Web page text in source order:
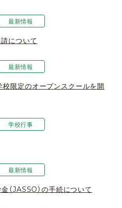
最新情報
について
最新情報
限定のオープンスクールを開
学校行事
最新情報
（JASSO）の手続について